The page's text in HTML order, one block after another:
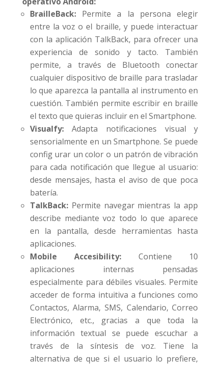
BrailleBack:Permite a la persona elegir
entre la voz o el braille, y puede interactuar
con la aplicación TalkBack, para ofrecer una
experiencia de sonido y tacto. También
permite, a través de Bluetooth conectar
cualquier dispositivo de braille para trasladar
lo que aparezca la pantalla al instrumento en
cuestión. También permite escribir en braille
el texto que quieras incluir en el Smartphone.
Visualfy:Adapta notificaciones visual y
sensorialmente en un Smartphone. Se puede
config urar un color o un patrón de vibración
para cada notificación que llegue al usuario:
desde mensajes, hasta el aviso de que poca
batería.
TalkBack:Permite navegar mientras la app
describe mediante voz todo lo que aparece
en la pantalla, desde herramientas hasta
aplicaciones.
Mobile Accesibility:Contiene 10
aplicaciones internas pensadas
especialmente para débiles visuales. Permite
acceder de forma intuitiva a funciones como
Contactos, Alarma, SMS, Calendario, Correo
Electrónico, etc., gracias a que toda la
información textual se puede escuchar a
través de la síntesis de voz. Tiene la
alternativa de que si el usuario lo prefiere,